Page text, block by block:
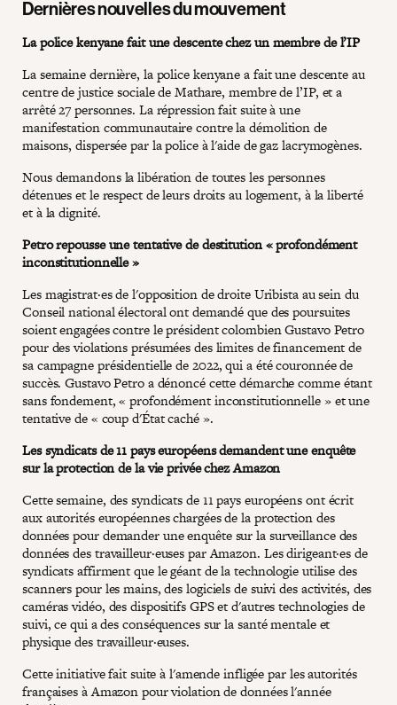
Dernières nouvelles du mouvement
La police kenyane fait une descente chez un membre de l’IP
La semaine dernière, la police kenyane a fait une descente au
centre de justice sociale de Mathare, membre de l’IP, et a
arrêté 27 personnes. La répression fait suite à une
manifestation communautaire contre la démolition de
maisons, dispersée par la police à l'aide de gaz lacrymogènes.
Nous demandons la libération de toutes les personnes
détenues et le respect de leurs droits au logement, à la liberté
et à la dignité.
Petro repousse une tentative de destitution « profondément
inconstitutionnelle »
Les magistrat·es de l'opposition de droite Uribista au sein du
Conseil national électoral ont demandé que des poursuites
soient engagées contre le président colombien Gustavo Petro
pour des violations présumées des limites de financement de
sa campagne présidentielle de 2022, qui a été couronnée de
succès. Gustavo Petro a dénoncé cette démarche comme étant
sans fondement, « profondément inconstitutionnelle » et une
tentative de « coup d'État caché ».
Les syndicats de 11 pays européens demandent une enquête
sur la protection de la vie privée chez Amazon
Cette semaine, des syndicats de 11 pays européens ont écrit
aux autorités européennes chargées de la protection des
données pour demander une enquête sur la surveillance des
données des travailleur·euses par Amazon. Les dirigeant·es de
syndicats affirment que le géant de la technologie utilise des
scanners pour les mains, des logiciels de suivi des activités, des
caméras vidéo, des dispositifs GPS et d'autres technologies de
suivi, ce qui a des conséquences sur la santé mentale et
physique des travailleur·euses.
Cette initiative fait suite à l'amende infligée par les autorités
françaises à Amazon pour violation de données l'année